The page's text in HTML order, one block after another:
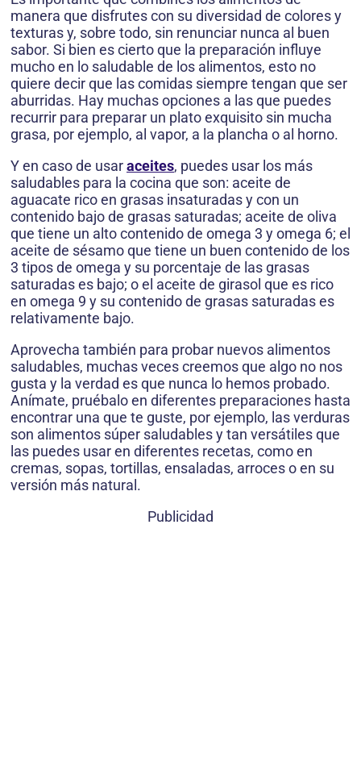
manera que disfrutes con su diversidad de colores y
texturas y, sobre todo, sin renunciar nunca al buen
sabor. Si bien es cierto que la preparación influye
mucho en lo saludable de los alimentos, esto no
quiere decir que las comidas siempre tengan que ser
aburridas. Hay muchas opciones a las que puedes
recurrir para preparar un plato exquisito sin mucha
grasa, por ejemplo, al vapor, a la plancha o al horno.
Y en caso de usaraceites, puedes usar los más
saludables para la cocina que son: aceite de
aguacate rico en grasas insaturadas y con un
contenido bajo de grasas saturadas; aceite de oliva
que tiene un alto contenido de omega 3 y omega 6; el
aceite de sésamo que tiene un buen contenido de los
3 tipos de omega y su porcentaje de las grasas
saturadas es bajo; o el aceite de girasol que es rico
en omega 9 y su contenido de grasas saturadas es
relativamente bajo.
Aprovecha también para probar nuevos alimentos
saludables, muchas veces creemos que algo no nos
gusta y la verdad es que nunca lo hemos probado.
Anímate, pruébalo en diferentes preparaciones hasta
encontrar una que te guste, por ejemplo, las verduras
son alimentos súper saludables y tan versátiles que
las puedes usar en diferentes recetas, como en
cremas, sopas, tortillas, ensaladas, arroces o en su
versión más natural.
Publicidad